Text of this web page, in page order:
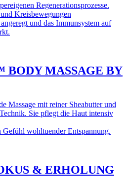
Regenerationsprozesse.
Kreisbewegungen
und das Immunsystem auf
BODY MASSAGE BY
Massage mit reiner Sheabutter und
Sie pflegt die Haut intensiv
wohltuender Entspannung.
& ERHOLUNG